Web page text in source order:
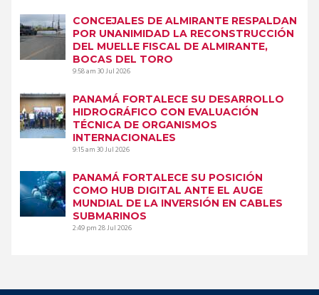
CONCEJALES DE ALMIRANTE RESPALDAN
POR UNANIMIDAD LA RECONSTRUCCIÓN
DEL MUELLE FISCAL DE ALMIRANTE,
BOCAS DEL TORO
9:58 am30 Jul 2026
PANAMÁ FORTALECE SU DESARROLLO
HIDROGRÁFICO CON EVALUACIÓN
TÉCNICA DE ORGANISMOS
INTERNACIONALES
9:15 am30 Jul 2026
PANAMÁ FORTALECE SU POSICIÓN
COMO HUB DIGITAL ANTE EL AUGE
MUNDIAL DE LA INVERSIÓN EN CABLES
SUBMARINOS
2:49 pm28 Jul 2026